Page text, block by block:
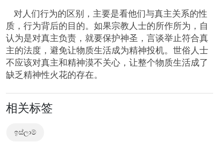
对人们行为的区别，主要是看他们与真主关系的性
质，行为背后的目的。如果宗教人士的所作所为，自
认为是对真主负责，就要保护神圣，言谈举止符合真
主的法度，避免让物质生活成为精神投机。世俗人士
不应该对真主和精神漠不关心，让整个物质生活成了
缺乏精神性火花的存在。
相关标签
ඉස්ලාම්